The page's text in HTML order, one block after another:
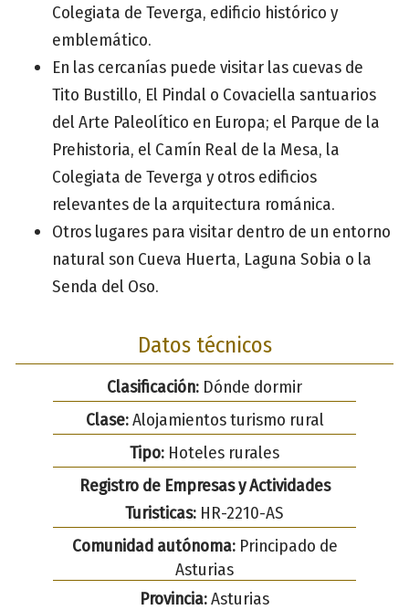
Colegiata de Teverga, edificio histórico y
emblemático.
En las cercanías puede visitar las cuevas de
Tito Bustillo, El Pindal o Covaciella santuarios
del Arte Paleolítico en Europa; el Parque de la
Prehistoria, el Camín Real de la Mesa, la
Colegiata de Teverga y otros edificios
relevantes de la arquitectura románica.
Otros lugares para visitar dentro de un entorno
natural son Cueva Huerta, Laguna Sobia o la
Senda del Oso.
Datos técnicos
Clasificación: Dónde dormir
Clase:Alojamientos turismo rural
Tipo: Hoteles rurales
Registro de Empresas y Actividades
Turisticas: HR-2210-AS
Comunidad autónoma:Principado de
Asturias
Provincia:Asturias